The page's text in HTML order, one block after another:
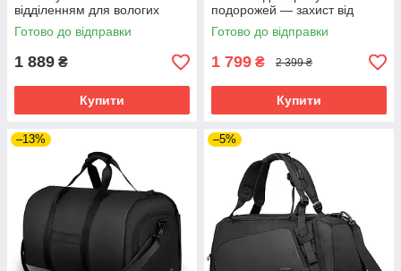
відділенням для вологих
речей (Чорний)
Готово до відправки
1 889 ₴
Купити
подорожей — захист від
вологи та якість YKK
(Чорний)
Готово до відправки
1 799 ₴ 2 399 ₴
Купити
–13% –5%